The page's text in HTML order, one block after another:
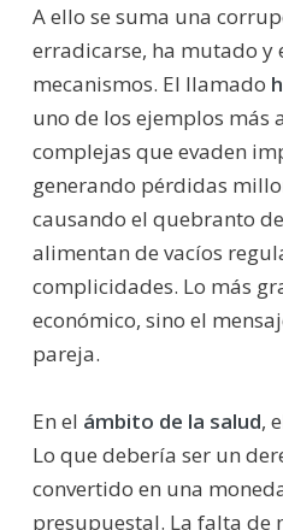
A ello se suma una
erradicarse, ha mutado y
mecanismos. El llamado 
uno de los ejemplos más
complejas que evaden
generando pérdidas
causando el quebranto de
alimentan de vacíos
complicidades. Lo más
económico, sino el
pareja.
En el ámbito de la salud,
Lo que debería ser un
convertido en una
presupuestal. La falta de